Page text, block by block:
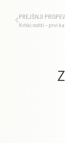
PREJŠNJI